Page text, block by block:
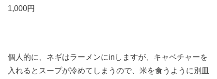
1,000円
個人的に、ネギはラーメンにinしますが、キャベチャーを
入れるとスープが冷めてしまうので、米を食うように別皿